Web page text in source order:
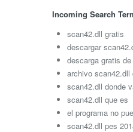
Incoming Search
scan42.dll gratis
descargar
descarga gratis
archivo scan42.dll
scan42.dll donde
scan42.dll que es
el programa no
scan42.dll pes